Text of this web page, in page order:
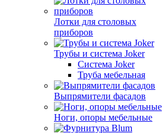
Лотки для столовых
приборов
Трубы и система Joker
Система Joker
Труба мебельная
Выпрямители фасадов
Ноги, опоры мебельные